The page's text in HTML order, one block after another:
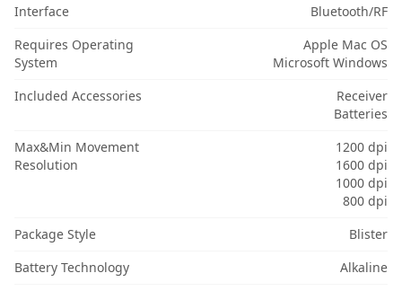
Interface
Bluetooth/RF
Requires Operating
System
Apple Mac OS
Microsoft Windows
Included Accessories
Receiver
Batteries
Max&Min Movement
Resolution
1200 dpi
1600 dpi
1000 dpi
800 dpi
Package Style
Blister
Battery Technology
Alkaline